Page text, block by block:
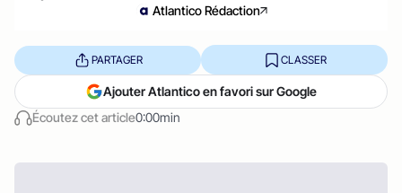
Atlantico Rédaction
Écoutez cet article0:00min
PARTAGER CLASSER
Ajouter Atlantico en favori sur Google